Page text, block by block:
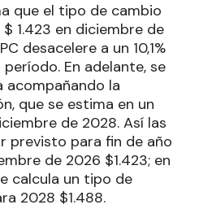
que el tipo de cambio
1.423 en diciembre de
desacelere a un 10,1%
En adelante, se
acompañando la
que se estima en un
de 2028. Así las
previsto para fin de año
de 2026 $1.423; en
calcula un tipo de
2028 $1.488.